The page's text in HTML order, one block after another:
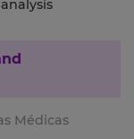
Médicas